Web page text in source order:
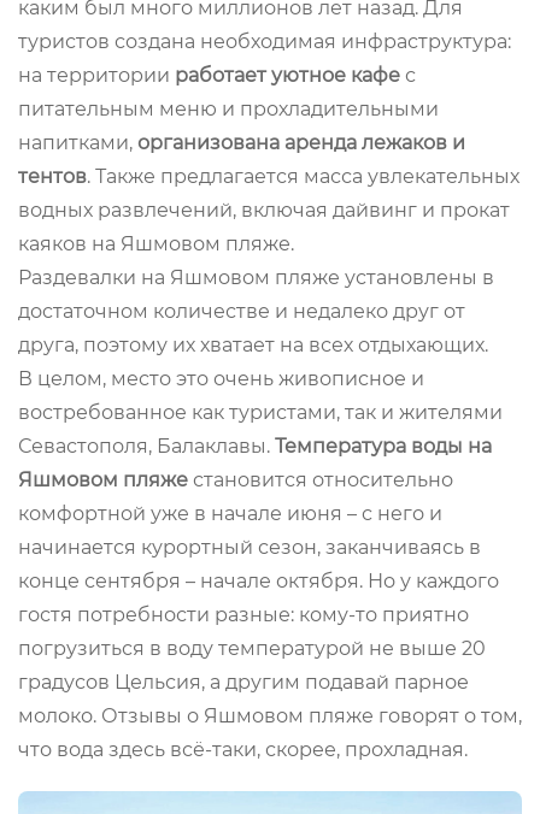
каким был много миллионов лет назад. Для
туристов создана необходимая инфраструктура:
на территории работает уютное кафе с
питательным меню и прохладительными
напитками, организована аренда лежаков и
тентов. Также предлагается масса увлекательных
водных развлечений, включая дайвинг и прокат
каяков на Яшмовом пляже.
Раздевалки на Яшмовом пляже установлены в
достаточном количестве и недалеко друг от
друга, поэтому их хватает на всех отдыхающих.
В целом, место это очень живописное и
востребованное как туристами, так и жителями
Севастополя, Балаклавы. Температура воды на
Яшмовом пляже становится относительно
комфортной уже в начале июня – с него и
начинается курортный сезон, заканчиваясь в
конце сентября – начале октября. Но у каждого
гостя потребности разные: кому-то приятно
погрузиться в воду температурой не выше 20
градусов Цельсия, а другим подавай парное
молоко. Отзывы о Яшмовом пляже говорят о том,
что вода здесь всё-таки, скорее, прохладная.